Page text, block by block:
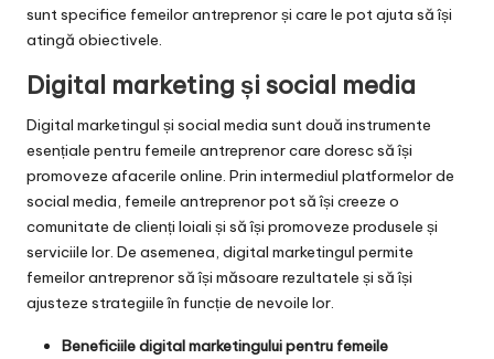
sunt specifice femeilor antreprenor și care le pot ajuta să își
atingă obiectivele.
Digital marketing și social media
Digital marketingul și social media sunt două instrumente
esențiale pentru femeile antreprenor care doresc să își
promoveze afacerile online. Prin intermediul platformelor de
social media, femeile antreprenor pot să își creeze o
comunitate de clienți loiali și să își promoveze produsele și
serviciile lor. De asemenea, digital marketingul permite
femeilor antreprenor să își măsoare rezultatele și să își
ajusteze strategiile în funcție de nevoile lor.
Beneficiile digital marketingului pentru femeile